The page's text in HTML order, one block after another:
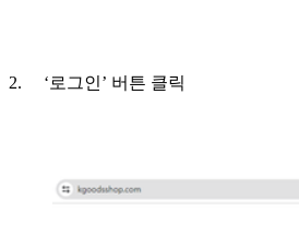
2. ‘로그인’ 버튼 클릭